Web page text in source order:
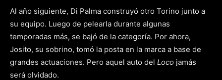
Al año siguiente, Di Palma construyó otro Torino junto a
su equipo. Luego de pelearla durante algunas
temporadas más, se bajó de la categoría. Por ahora,
Josito, su sobrino, tomó la posta en la marca a base de
grandes actuaciones. Pero aquel auto del Loco jamás
será olvidado.